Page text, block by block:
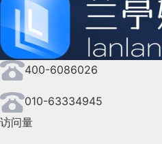
2024年9月(144)
2024年8月(164)
2024年7月(107)
2024年6月(63)
400-6086026
010-63334945
访问量